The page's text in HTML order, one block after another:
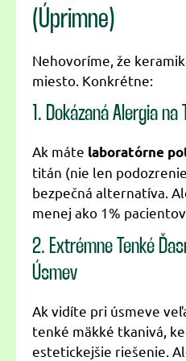
(Úprimne)
Nehovoríme, že
miesto. Konkrétne:
1. Dokázaná Alergia na
Ak máte laboratórne
titán (nie len
bezpečná alternatíva.
menej ako 1%
2. Extrémne Tenké
Úsmev
Ak vidíte pri úsmeve
tenké mäkké tkanivá,
estetickejšie riešenie.